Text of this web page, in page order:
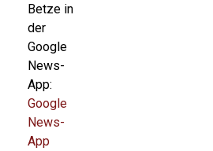
Betze in
der
Google
News-
App:
Google
News-
App